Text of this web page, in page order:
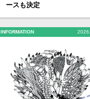
ースも決定
INFORMATION